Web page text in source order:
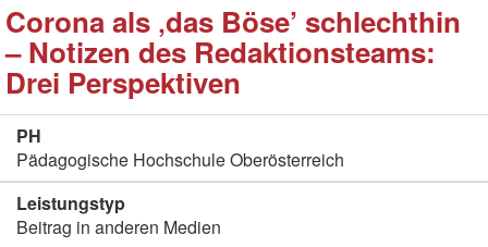
Corona als ‚das Böse’ schlechthin
– Notizen des Redaktionsteams:
Drei Perspektiven
PH
Pädagogische Hochschule Oberösterreich
Leistungstyp
Beitrag in anderen Medien